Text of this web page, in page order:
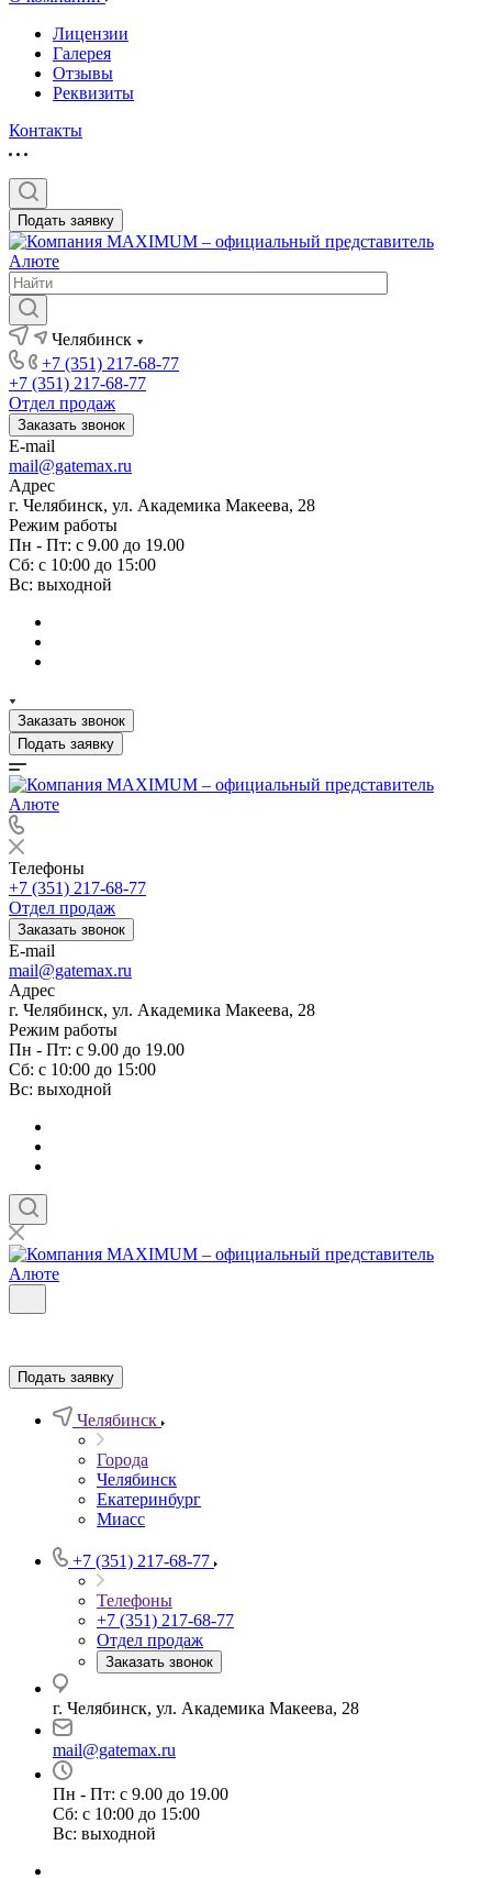
Лицензии
Галерея
Отзывы
Реквизиты
Контакты
Подать заявку
Челябинск
+7 (351) 217-68-77
+7 (351) 217-68-77
Отдел продаж
Заказать звонок
E-mail
mail@gatemax.ru
Адрес
г. Челябинск, ул. Академика Макеева, 28
Режим работы
Пн - Пт: с 9.00 до 19.00
Сб: с 10:00 до 15:00
Вс: выходной
Заказать звонок
Подать заявку
Телефоны
+7 (351) 217-68-77
Отдел продаж
Заказать звонок
E-mail
mail@gatemax.ru
Адрес
г. Челябинск, ул. Академика Макеева, 28
Режим работы
Пн - Пт: с 9.00 до 19.00
Сб: с 10:00 до 15:00
Вс: выходной
Подать заявку
Челябинск
Города
Челябинск
Екатеринбург
Миасс
+7 (351) 217-68-77
Телефоны
+7 (351) 217-68-77
Отдел продаж
Заказать звонок
г. Челябинск, ул. Академика Макеева, 28
mail@gatemax.ru
Пн - Пт: с 9.00 до 19.00
Сб: с 10:00 до 15:00
Вс: выходной